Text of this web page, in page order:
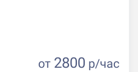
от 2800 р/час